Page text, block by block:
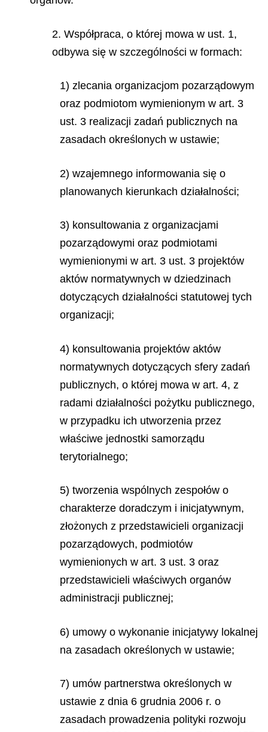
2. Współpraca, o której mowa w ust. 1,
odbywa się w szczególności w formach:
1) zlecania organizacjom pozarządowym
oraz podmiotom wymienionym w art. 3
ust. 3 realizacji zadań publicznych na
zasadach określonych w ustawie;
2) wzajemnego informowania się o
planowanych kierunkach działalności;
3) konsultowania z organizacjami
pozarządowymi oraz podmiotami
wymienionymi w art. 3 ust. 3 projektów
aktów normatywnych w dziedzinach
dotyczących działalności statutowej tych
organizacji;
4) konsultowania projektów aktów
normatywnych dotyczących sfery zadań
publicznych, o której mowa w art. 4, z
radami działalności pożytku publicznego,
w przypadku ich utworzenia przez
właściwe jednostki samorządu
terytorialnego;
5) tworzenia wspólnych zespołów o
charakterze doradczym i inicjatywnym,
złożonych z przedstawicieli organizacji
pozarządowych, podmiotów
wymienionych w art. 3 ust. 3 oraz
przedstawicieli właściwych organów
administracji publicznej;
6) umowy o wykonanie inicjatywy lokalnej
na zasadach określonych w ustawie;
7) umów partnerstwa określonych w
ustawie z dnia 6 grudnia 2006 r. o
zasadach prowadzenia polityki rozwoju